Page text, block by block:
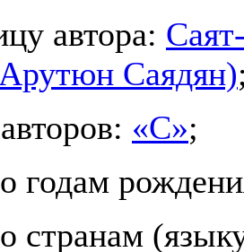
автора:
Саядян)
«С»;
годам
странам